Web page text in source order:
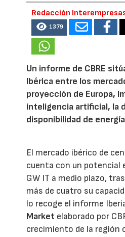
Redacción
1379
Un informe de CBRE
Ibérica entre los
proyección de Europa,
inteligencia artificial, la
disponibilidad de
El mercado ibérico de
cuenta con un potencial
GW IT a medio plazo,
más de cuatro su
lo recoge el informe
Market elaborado por
crecimiento de la región